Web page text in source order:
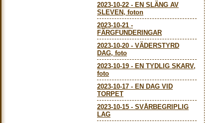
2023-10-22 - EN SLÄNG AV
SLEVEN, foton
2023-10-21 -
FÄRGFUNDERINGAR
2023-10-20 - VÄDERSTYRD
DAG, foto
2023-10-19 - EN TYDLIG SKARV,
foto
2023-10-17 - EN DAG VID
TORPET
2023-10-15 - SVÅRBEGRIPLIG
LAG